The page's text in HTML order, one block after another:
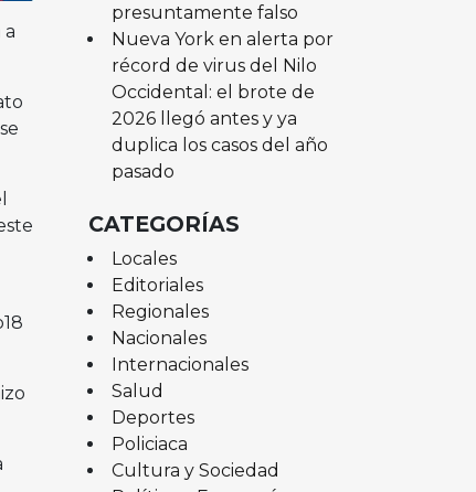
a
presuntamente falso
Nueva York en alerta por
récord de virus del Nilo
Occidental: el brote de
2026 llegó antes y ya
duplica los casos del año
pasado
CATEGORÍAS
Locales
Editoriales
Regionales
Nacionales
Internacionales
Salud
Deportes
Policiaca
Cultura y Sociedad